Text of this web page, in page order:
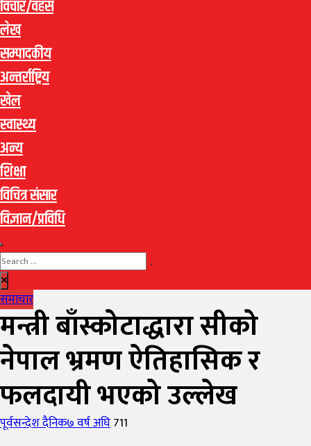
विचार/वहस
लेख
सम्पादकीय
अन्तर्राष्ट्रिय
खेल
स्वास्थ्य
अन्य
शिक्षा
विचित्र संसार
विज्ञान/प्रविधि
समाचार
मन्त्री बाँस्कोटाद्धारा सीको
नेपाल भ्रमण ऐतिहासिक र
फलदायी भएको उल्लेख
Author
पूर्वसन्देश दैनिकPosted
७ वर्ष अघि711